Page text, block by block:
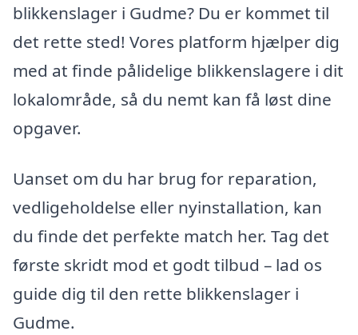
blikkenslager i Gudme? Du er kommet til
det rette sted! Vores platform hjælper dig
med at finde pålidelige blikkenslagere i dit
lokalområde, så du nemt kan få løst dine
opgaver.
Uanset om du har brug for reparation,
vedligeholdelse eller nyinstallation, kan
du finde det perfekte match her. Tag det
første skridt mod et godt tilbud – lad os
guide dig til den rette blikkenslager i
Gudme.